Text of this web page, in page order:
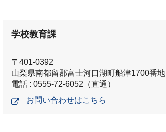
学校教育課
〒401-0392
山梨県南都留郡富士河口湖町船津1700番地
電話 : 0555-72-6052（直通）
お問い合わせはこちら